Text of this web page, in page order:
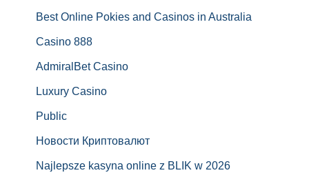
Best Online Pokies and Casinos in Australia
Casino 888
AdmiralBet Casino
Luxury Casino
Public
Новости Криптовалют
Najlepsze kasyna online z BLIK w 2026